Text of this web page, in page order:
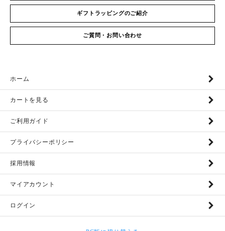
ギフトラッピングのご紹介
ご質問・お問い合わせ
ホーム
カートを見る
ご利用ガイド
プライバシーポリシー
採用情報
マイアカウント
ログイン